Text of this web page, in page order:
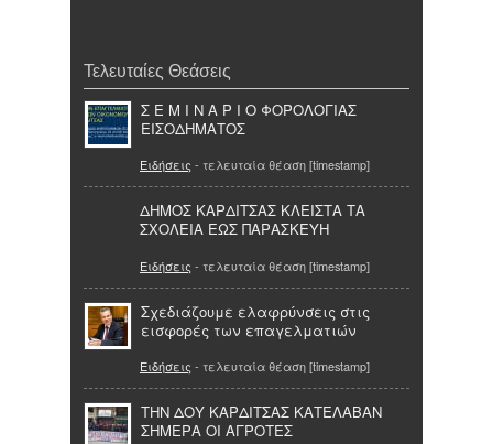
Τελευταίες Θεάσεις
Σ Ε Μ Ι Ν Α Ρ Ι Ο ΦΟΡΟΛΟΓΙΑΣ
ΕΙΣΟΔΗΜΑΤΟΣ
Ειδήσεις - τελευταία θέαση [timestamp]
ΔΗΜΟΣ ΚΑΡΔΙΤΣΑΣ ΚΛΕΙΣΤΑ ΤΑ
ΣΧΟΛΕΙΑ ΕΩΣ ΠΑΡΑΣΚΕΥΗ
Ειδήσεις - τελευταία θέαση [timestamp]
Σχεδιάζουμε ελαφρύνσεις στις
εισφορές των επαγελματιών
Ειδήσεις - τελευταία θέαση [timestamp]
ΤΗΝ ΔΟΥ ΚΑΡΔΙΤΣΑΣ ΚΑΤΕΛΑΒΑΝ
ΣΗΜΕΡΑ ΟΙ ΑΓΡΟΤΕΣ